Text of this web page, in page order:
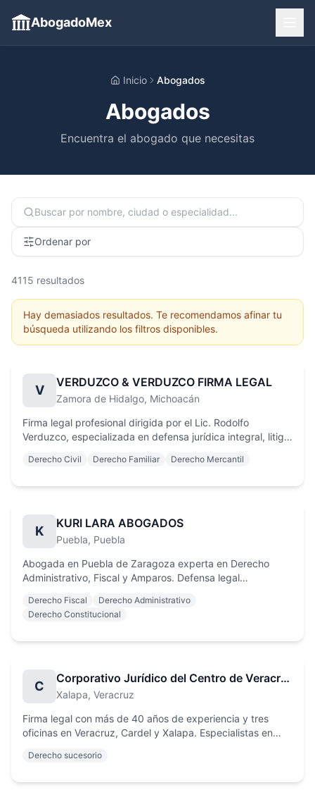
AbogadoMex
Inicio Abogados
Abogados
Encuentra el abogado que necesitas
Ordenar por
4115 resultados
Hay demasiados resultados. Te recomendamos afinar tu
búsqueda utilizando los filtros disponibles.
V
VERDUZCO & VERDUZCO FIRMA LEGAL
Zamora de Hidalgo, Michoacán
Firma legal profesional dirigida por el Lic. Rodolfo
Verduzco, especializada en defensa jurídica integral, litigio
la protección de los intereses de personas y empresas con
Derecho Civil Derecho Familiar Derecho Mercantil
K
KURI LARA ABOGADOS
Puebla, Puebla
Abogada en Puebla de Zaragoza experta en Derecho
Administrativo, Fiscal y Amparos. Defensa legal
estado de Puebla. Asesoría jurídica personalizada para
proteger su patrimonio.
Derecho Fiscal
Derecho Administrativo
Derecho Constitucional
C
Corporativo Jurídico del Centro de Veracruz
Xalapa, Veracruz
Firma legal con más de 40 años de experiencia y tres
oficinas en Veracruz, Cardel y Xalapa. Especialistas en
Laboral y Amparo, reconocidos por la alta especialización
Derecho sucesorio